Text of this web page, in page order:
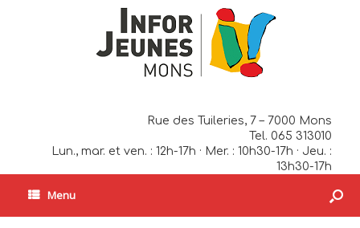
Rue des Tuileries, 7 – 7000 Mons
Tel. 065 313010
Lun., mar. et ven. : 12h-17h · Mer. : 10h30-17h · Jeu. :
13h30-17h
Menu